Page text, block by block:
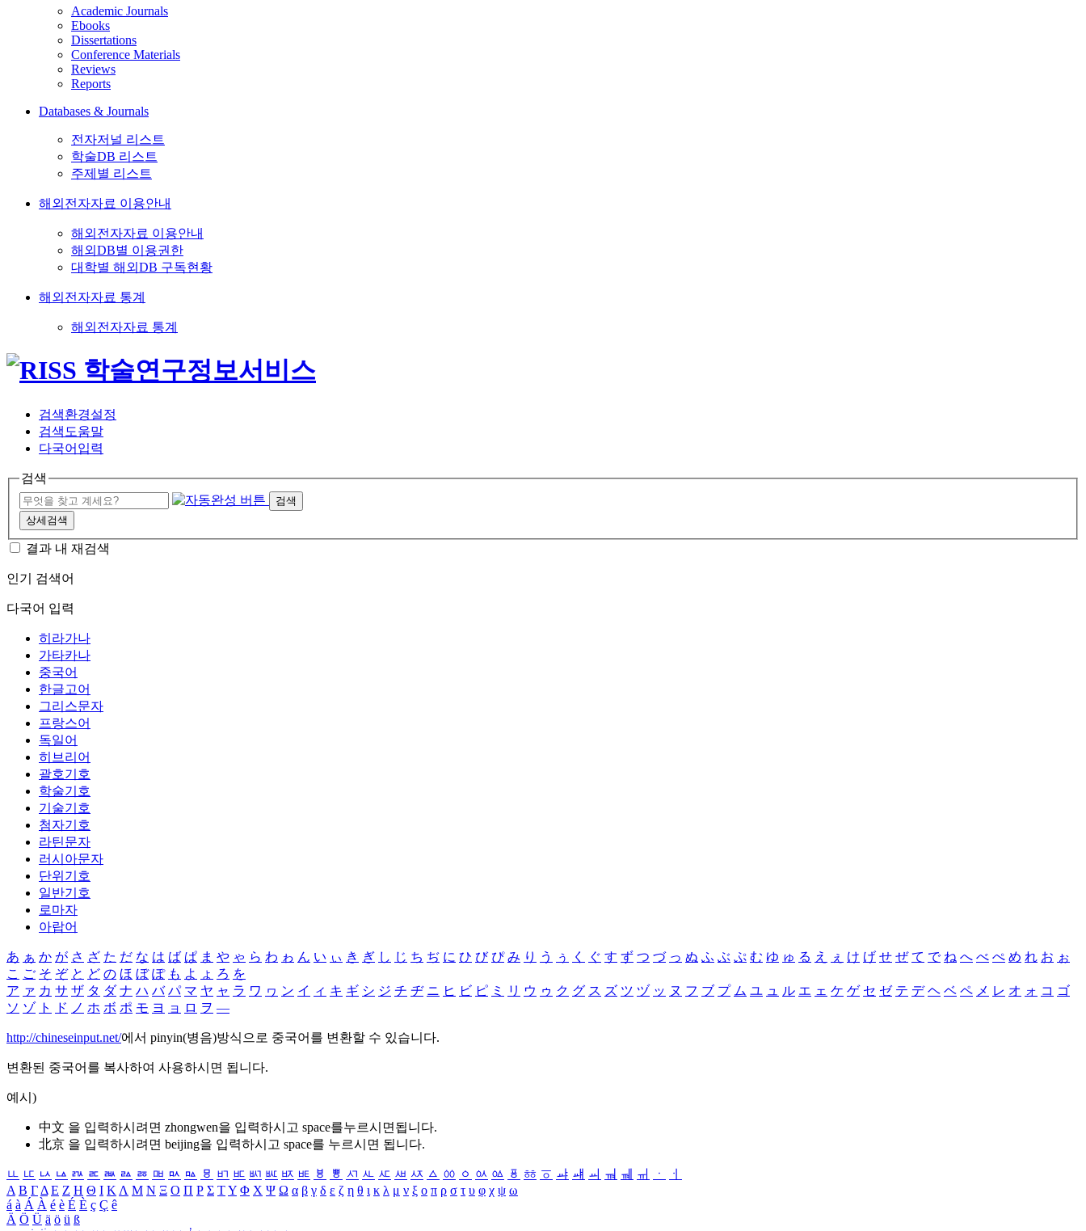
Academic Journals
Ebooks
Dissertations
Conference Materials
Reviews
Reports
Databases & Journals
전자저널 리스트
학술DB 리스트
주제별 리스트
해외전자자료 이용안내
해외전자자료 이용안내
해외DB별 이용권한
대학별 해외DB 구독현황
해외전자자료 통계
해외전자자료 통계
검색환경설정
검색도움말
다국어입력
검색
검색
상세검색
결과 내 재검색
인기 검색어
다국어 입력
히라가나
가타카나
중국어
한글고어
그리스문자
프랑스어
독일어
히브리어
괄호기호
학술기호
기술기호
첨자기호
라틴문자
러시아문자
단위기호
일반기호
로마자
아랍어
あ ぁ か が さ ざ た だ な は ば ぱ ま や ゃ ら わ ゎ ん い ぃ き ぎ し じ ち ぢ に ひ び ぴ み り う ぅ く ぐ す ず つ づ っ ぬ ふ ぶ ぷ む ゆ ゅ る え ぇ け げ せ ぜ て で ね へ べ ぺ め れ お ぉ
こ ご そ ぞ と ど の ほ ぼ ぽ も よ ょ ろ を
ア ァ カ サ ザ タ ダ ナ ハ バ パ マ ヤ ャ ラ ワ ヮ ン イ ィ キ ギ シ ジ チ ヂ ニ ヒ ビ ピ ミ リ ウ ゥ ク グ ス ズ ツ ヅ ッ ヌ フ ブ プ ム ユ ュ ル エ ェ ケ ゲ セ ゼ テ デ ヘ ベ ペ メ レ オ ォ コ ゴ
ソ ゾ ト ド ノ ホ ボ ポ モ ヨ ョ ロ ヲ ―
http://chineseinput.net/에서 pinyin(병음)방식으로 중국어를 변환할 수 있습니다.
변환된 중국어를 복사하여 사용하시면 됩니다.
예시)
中文 을 입력하시려면 zhongwen을 입력하시고 space를누르시면됩니다.
北京 을 입력하시려면 beijing을 입력하시고 space를 누르시면 됩니다.
ㅥ ㅦ ㅧ ㅨ ㅩ ㅪ ㅫ ㅬ ㅭ ㅮ ㅯ ㅰ ㅱ ㅲ ㅳ ㅴ ㅵ ㅶ ㅷ ㅸ ㅹ ㅺ ㅻ ㅼ ㅽ ㅾ ㅿ ㆀ ㆁ ㆂ ㆃ ㆄ ㆅ ㆆ ㆇ ㆈ ㆉ ㆊ ㆋ ㆌ ㆍ
ㆎ
Α Β ΓΔ Ε Ζ Η Θ Ι ΚΛ Μ Ν Ξ Ο Π Ρ Σ ΤΥ Φ Χ Ψ Ω α β γ δ ε ζ η θ ι κ λ μ ν ξ ο π ρ σ τ υ φ χ ψ ω
á à Á À é è É È ç Ç ê
Ä Ö Ü ä ö ü ß